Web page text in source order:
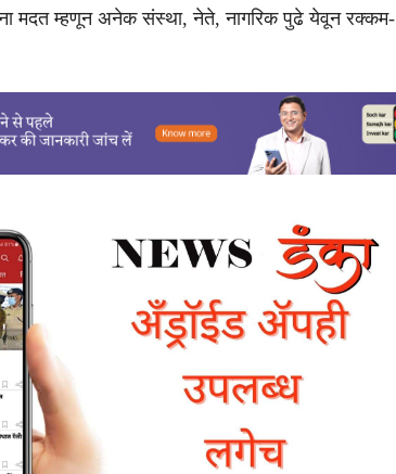
मदत म्हणून अनेक संस्था, नेते, नागरिक पुढे येवून रक्कम-